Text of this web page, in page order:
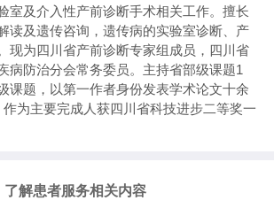
室及介入性产前诊断手术相关工作。擅长
读及遗传咨询，遗传病的实验室诊断、产
现为四川省产前诊断专家组成员，四川省
病防治分会常务委员。主持省部级课题1
课题，以第一作者身份发表学术论文十余
为主要完成人获四川省科技进步二等奖一
了解患者服务相关内容